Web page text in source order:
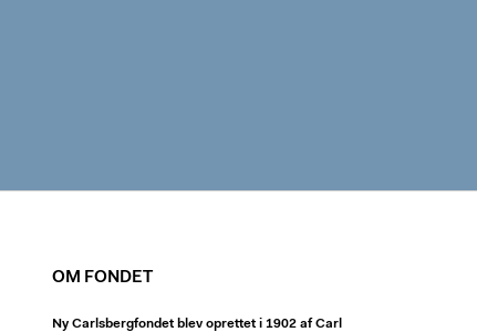
OM FONDET
Ny Carlsbergfondet blev oprettet i 1902 af Carl